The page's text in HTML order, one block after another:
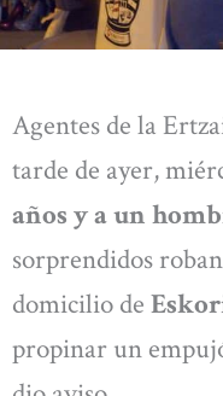
Agentes de la
tarde de ayer,
años y a un
sorprendidos
domicilio de
propinar un